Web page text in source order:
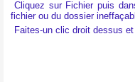
Cliquez sur Fichier puis
fichier ou du dossier
Faites-un clic droit dessus